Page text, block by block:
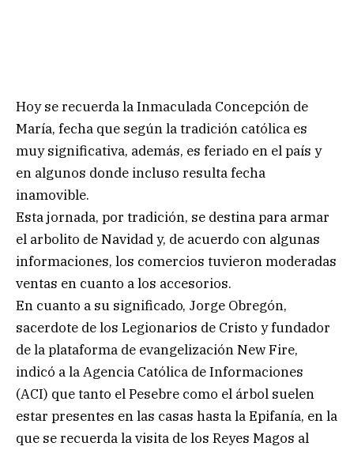
Hoy se recuerda la Inmaculada Concepción de
María, fecha que según la tradición católica es
muy significativa, además, es feriado en el país y
en algunos donde incluso resulta fecha
inamovible.
Esta jornada, por tradición, se destina para armar
el arbolito de Navidad y, de acuerdo con algunas
informaciones, los comercios tuvieron moderadas
ventas en cuanto a los accesorios.
En cuanto a su significado, Jorge Obregón,
sacerdote de los Legionarios de Cristo y fundador
de la plataforma de evangelización New Fire,
indicó a la Agencia Católica de Informaciones
(ACI) que tanto el Pesebre como el árbol suelen
estar presentes en las casas hasta la Epifanía, en la
que se recuerda la visita de los Reyes Magos al